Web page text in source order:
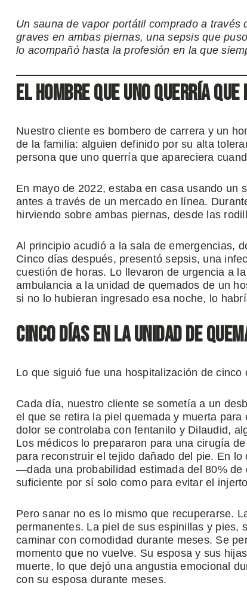
Un sauna de vapor portátil comprado a
graves en ambas piernas, una sepsis que
lo acompañó hasta la profesión en la que
El hombre que uno querría
Nuestro cliente es bombero de carrera y un
de la familia: alguien definido por su alta
persona que uno querría que apareciera
En mayo de 2022, estaba en casa usando un
antes a través de un mercado en línea.
hirviendo sobre ambas piernas, desde las
Al principio acudió a la sala de emergencias,
Cinco días después, presentó sepsis, una
cuestión de horas. Lo llevaron de urgencia a
ambulancia a la unidad de quemados de un
si no lo hubieran ingresado esa noche, lo
Cinco días en la unidad de
Lo que siguió fue una hospitalización de
Cada día, nuestro cliente se sometía a un
el que se retira la piel quemada y muerta
dolor se controlaba con fentanilo y Dilaudid,
Los médicos lo prepararon para una cirugía
para reconstruir el tejido dañado del pie. En
—dada una probabilidad estimada del 80%
suficiente por sí solo como para evitar el
Pero sanar no es lo mismo que recuperarse.
permanentes. La piel de sus espinillas y pies,
caminar con comodidad durante meses. Se
momento que no vuelve. Su esposa y sus
muerte, lo que dejó una angustia emocional
con su esposa durante meses.